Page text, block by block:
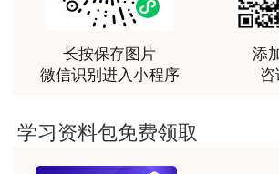
（一）一级造价工程师职业资
1.具有工程造价专业大学专科
年；
用户m2****66
越听越觉得好
用户m2****66
长按保存图片
微信识别进入小程序
添
学习资料包免费领取